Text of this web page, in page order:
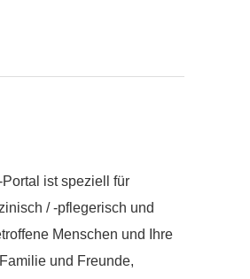
ist speziell für
/ -pflegerisch und
Menschen und Ihre
und Freunde,